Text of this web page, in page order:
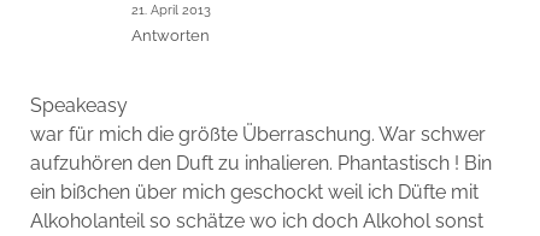
21. April 2013
Antworten
Speakeasy
war für mich die größte Überraschung. War schwer
aufzuhören den Duft zu inhalieren. Phantastisch ! Bin
ein bißchen über mich geschockt weil ich Düfte mit
Alkoholanteil so schätze wo ich doch Alkohol sonst